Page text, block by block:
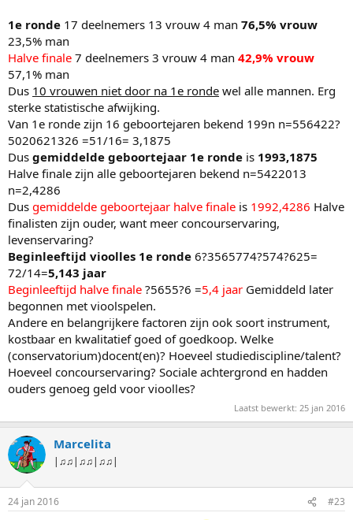
1e ronde 17 deelnemers 13 vrouw 4 man 76,5% vrouw
23,5% man
Halve finale 7 deelnemers 3 vrouw 4 man 42,9% vrouw
57,1% man
Dus 10 vrouwen niet door na 1e ronde wel alle mannen. Erg
sterke statistische afwijking.
Van 1e ronde zijn 16 geboortejaren bekend 199n n=556422?
5020621326 =51/16= 3,1875
Dus gemiddelde geboortejaar 1e ronde is 1993,1875
Halve finale zijn alle geboortejaren bekend n=5422013
n=2,4286
Dus gemiddelde geboortejaar halve finale is 1992,4286 Halve
finalisten zijn ouder, want meer concourservaring,
levenservaring?
Beginleeftijd vioolles 1e ronde 6?3565774?574?625=
72/14=5,143 jaar
Beginleeftijd halve finale ?5655?6 =5,4 jaar Gemiddeld later
begonnen met vioolspelen.
Andere en belangrijkere factoren zijn ook soort instrument,
kostbaar en kwalitatief goed of goedkoop. Welke
(conservatorium)docent(en)? Hoeveel studiediscipline/talent?
Hoeveel concourservaring? Sociale achtergrond en hadden
ouders genoeg geld voor vioolles?
Laatst bewerkt: 25 jan 2016
Marcelita
|♫♫|♫♫|♫♫|
24 jan 2016 #23